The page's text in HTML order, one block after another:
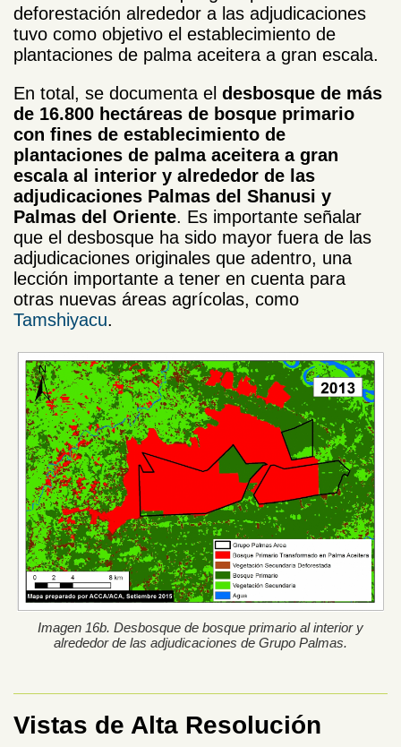
deforestación alrededor a las adjudicaciones
tuvo como objetivo el establecimiento de
plantaciones de palma aceitera a gran escala.
En total, se documenta el desbosque de más
de 16.800 hectáreas de bosque primario
con fines de establecimiento de
plantaciones de palma aceitera a gran
escala al interior y alrededor de las
adjudicaciones Palmas del Shanusi y
Palmas del Oriente. Es importante señalar
que el desbosque ha sido mayor fuera de las
adjudicaciones originales que adentro, una
lección importante a tener en cuenta para
otras nuevas áreas agrícolas, como
Tamshiyacu.
Imagen 16b. Desbosque de bosque primario al interior y
alrededor de las adjudicaciones de Grupo Palmas.
Vistas de Alta Resolución